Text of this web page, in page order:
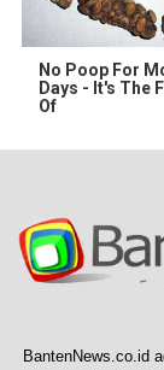
No Poop For
Days - It's The
Of
BantenNews.co.id